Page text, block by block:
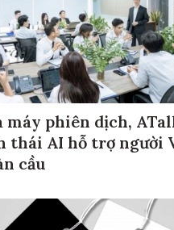
máy phiên dịch,
thái AI hỗ trợ người
cầu